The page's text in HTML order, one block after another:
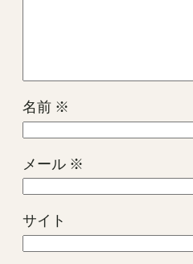
名前 ※
メール ※
サイト